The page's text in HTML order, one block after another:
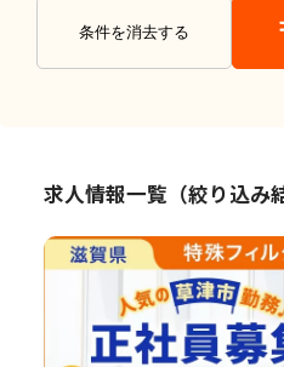
条件を消去する
求人情報一覧（絞り込み